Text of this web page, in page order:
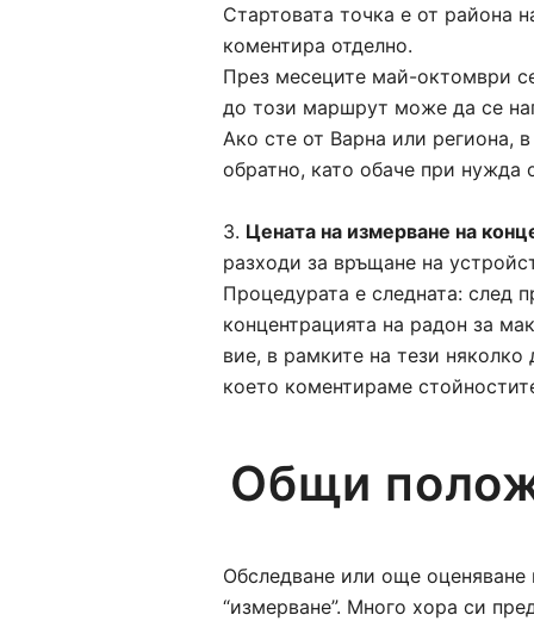
Стартовата точка е от района
коментира отделно.
През месеците май-октомври
до този маршрут може да се
Ако сте от Варна или региона,
обратно, като обаче при нужда
3. Цената на измерване на
разходи за връщане на
Процедурата е следната: след
концентрацията на радон за
вие, в рамките на тези няколко
което коментираме
Общи
Обследване или още оценяване
“измерване”. Много хора си